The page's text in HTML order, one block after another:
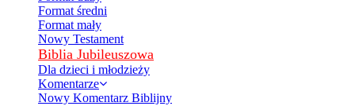
Format średni
Format mały
Nowy Testament
Biblia Jubileuszowa
Dla dzieci i młodzieży
Komentarze
Nowy Komentarz Biblijny